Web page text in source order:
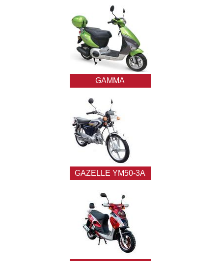
GAMMA
GAZELLE YM50-3A